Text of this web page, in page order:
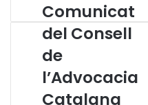
C
o
m
u
c
Comunicat
del Consell
de
l’Advocacia
Catalana